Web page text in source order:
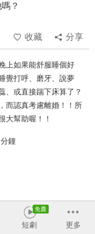
？
收藏
分享
上如果能舒服睡個好
覺打呼、磨牙、說夢
、或直接踹下床算了？
而認真考慮離婚！！所
大幫助喔！！
鐘
短劇 更多